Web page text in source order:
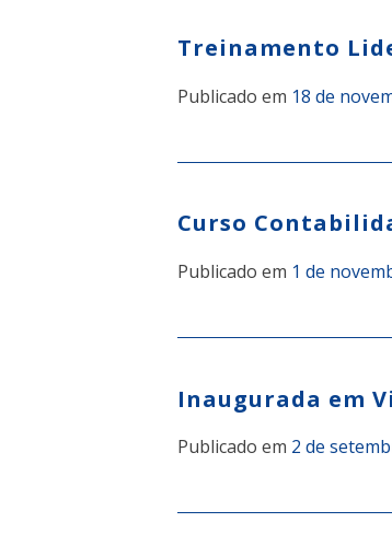
Treinamento
Publicado em 18 de
Curso
Publicado em 1 de
Inaugurada em
Publicado em 2 de